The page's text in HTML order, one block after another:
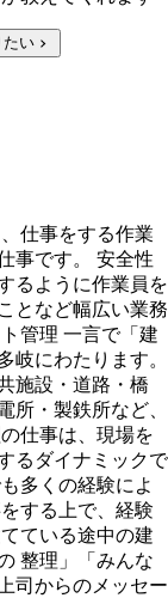
たい
仕事をする作業
事です。 安全性
るように作業員を
となど幅広い業務
管理 一言で「建
岐にわたります。
施設・道路・橋
所・製鉄所など、
仕事は、現場を
るダイナミックで
多くの経験によ
する上で、経験
ている途中の建
整理」「みんな
司からのメッセー